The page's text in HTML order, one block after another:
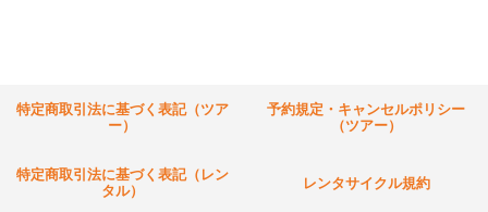
特定商取引法に基づく表記（ツア
ー）
予約規定・キャンセルポリシー
（ツアー）
特定商取引法に基づく表記（レン
タル）
レンタサイクル規約